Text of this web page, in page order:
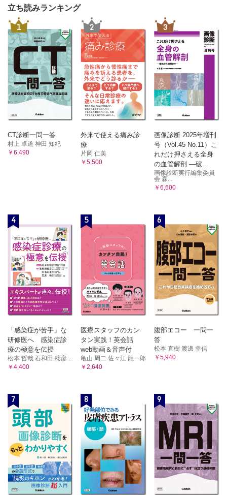
立ち読みランキング
1
CT診断一問一答
村上 卓道 神田 知紀
￥6,490
2
外来で使える痛み診
療
片岡 仁美
￥5,500
3
画像診断 2025年増刊
号（Vol.45 No.11）こ
れだけ押さえる全身
の血管解剖 ―破...
画像診断実行編集委員
会 森...
￥6,600
4
「感染症が苦手」な
研修医へ 感染症診
療の極意を伝授
松本 哲哉 石和田 稔彦 ...
￥4,400
5
医療スタッフのカン
タン実践！英会話
web動画＆音声付
亀山 周二 佐々江 龍一郎
￥2,640
6
腹部エコー 一問一
答
松本 直樹 渡邊 幸信
￥5,940
7 8 9